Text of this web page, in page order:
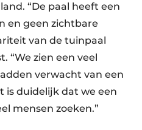
“De paal heeft een
en geen zichtbare
van de tuinpaal
“We zien een veel
verwacht van een
is duidelijk dat we een
mensen zoeken.”